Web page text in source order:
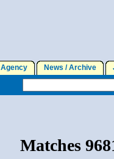
Agency News / Archive
Matches